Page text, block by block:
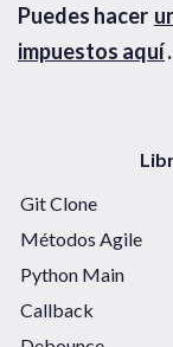
Puedes hacer
impuestos aquí.
Git Clone
Métodos Agile
Python Main
Callback